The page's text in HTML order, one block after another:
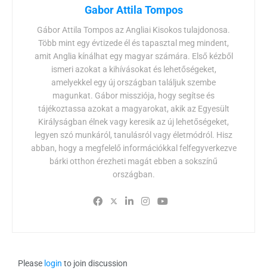
Gabor Attila Tompos
Gábor Attila Tompos az Angliai Kisokos tulajdonosa.
Több mint egy évtizede él és tapasztal meg mindent,
amit Anglia kínálhat egy magyar számára. Első kézből
ismeri azokat a kihívásokat és lehetőségeket,
amelyekkel egy új országban találjuk szembe
magunkat. Gábor missziója, hogy segítse és
tájékoztassa azokat a magyarokat, akik az Egyesült
Királyságban élnek vagy keresik az új lehetőségeket,
legyen szó munkáról, tanulásról vagy életmódról. Hisz
abban, hogy a megfelelő információkkal felfegyverkezve
bárki otthon érezheti magát ebben a sokszínű
országban.
Please login to join discussion